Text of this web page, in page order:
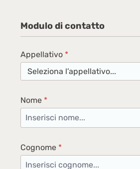
Modulo di contatto
Appellativo *
Nome *
Cognome *